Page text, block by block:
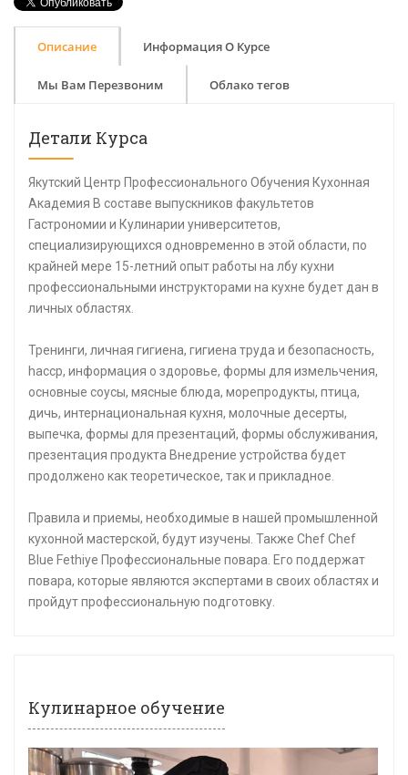
Описание Информация О Курсе
Мы Вам Перезвоним Облако тегов
Детали Курса
Якутский Центр Профессионального Обучения Кухонная
Академия В составе выпускников факультетов
Гастрономии и Кулинарии университетов,
специализирующихся одновременно в этой области, по
крайней мере 15-летний опыт работы на лбу кухни
профессиональными инструкторами на кухне будет дан в
личных областях.
Тренинги, личная гигиена, гигиена труда и безопасность,
haccp, информация о здоровье, формы для измельчения,
основные соусы, мясные блюда, морепродукты, птица,
дичь, интернациональная кухня, молочные десерты,
выпечка, формы для презентаций, формы обслуживания,
презентация продукта Внедрение устройства будет
продолжено как теоретическое, так и прикладное.
Правила и приемы, необходимые в нашей промышленной
кухонной мастерской, будут изучены. Также Chef Chef
Blue Fethiye Профессиональные повара. Его поддержат
повара, которые являются экспертами в своих областях и
пройдут профессиональную подготовку.
Кулинарное обучение